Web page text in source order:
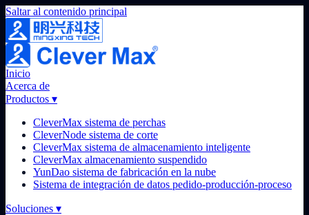
Saltar al contenido principal
Inicio
Acerca de
Productos ▾
CleverMax sistema de perchas
CleverNode sistema de corte
CleverMax sistema de almacenamiento inteligente
CleverMax almacenamiento suspendido
YunDao sistema de fabricación en la nube
Sistema de integración de datos pedido-producción-proceso
Soluciones ▾